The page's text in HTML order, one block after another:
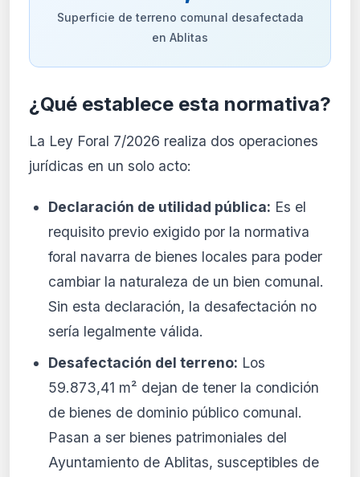
Superficie de terreno comunal desafectada
en Ablitas
¿Qué establece esta normativa?
La Ley Foral 7/2026 realiza dos operaciones
jurídicas en un solo acto:
Declaración de utilidad pública: Es el
requisito previo exigido por la normativa
foral navarra de bienes locales para poder
cambiar la naturaleza de un bien comunal.
Sin esta declaración, la desafectación no
sería legalmente válida.
Desafectación del terreno: Los
59.873,41 m² dejan de tener la condición
de bienes de dominio público comunal.
Pasan a ser bienes patrimoniales del
Ayuntamiento de Ablitas, susceptibles de